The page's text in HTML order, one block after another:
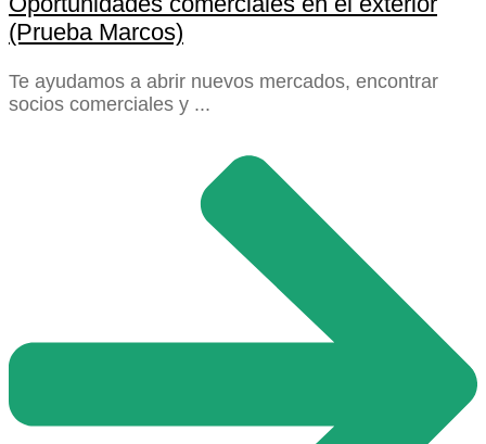
(Prueba Marcos)
Te ayudamos a abrir nuevos mercados, encontrar
socios comerciales y ...